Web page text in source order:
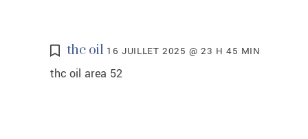
thc oil 16 JUILLET 2025 @ 23 H 45 MIN
thc oil area 52